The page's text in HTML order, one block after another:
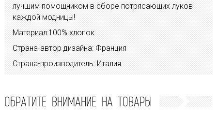
лучшим помощником в сборе потрясающих луков
каждой модницы!
Материал:100% хлопок
Страна-автор дизайна: Франция
Страна-производитель: Италия
ОБРАТИТЕ ВНИМАНИЕ НА ТОВАРЫ